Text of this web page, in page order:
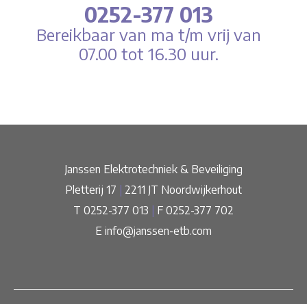
0252-377 013
Bereikbaar van ma t/m vrij van
07.00 tot 16.30 uur.
Janssen Elektrotechniek & Beveiliging
Pletterij 17 | 2211 JT Noordwijkerhout
T 0252-377 013 | F 0252-377 702
E info@janssen-etb.com